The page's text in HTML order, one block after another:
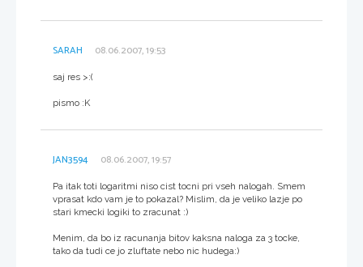
SARAH 08.06.2007, 19:53
saj res >:(
pismo :K
JAN3594 08.06.2007, 19:57
Pa itak toti logaritmi niso cist tocni pri vseh nalogah. Smem
vprasat kdo vam je to pokazal? Mislim, da je veliko lazje po
stari kmecki logiki to zracunat :)
Menim, da bo iz racunanja bitov kaksna naloga za 3 tocke,
tako da tudi ce jo zluftate nebo nic hudega:)